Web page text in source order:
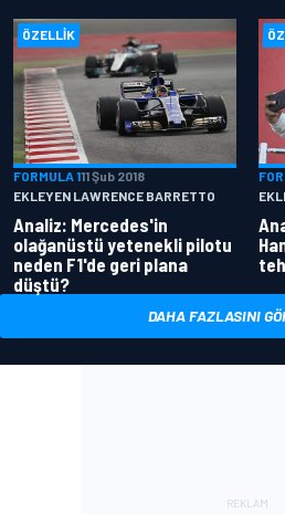
ÖZELLIK
FORMULA 111 Şub 2018
EKLEYEN LAWRENCE BARRETTO
Analiz: Mercedes'in
olağanüstü yetenekli pilotu
neden F1'de geri plana
düştü?
DAHA FAZLASINI